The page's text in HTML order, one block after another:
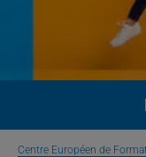
Centre Européen de